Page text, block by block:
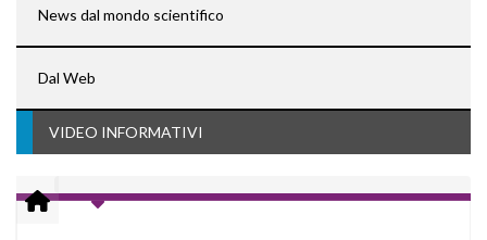
News dal mondo scientifico
Dal Web
VIDEO INFORMATIVI